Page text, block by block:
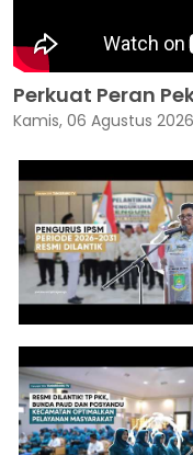
Perkuat Peran
Kamis, 06 Agustus 2026